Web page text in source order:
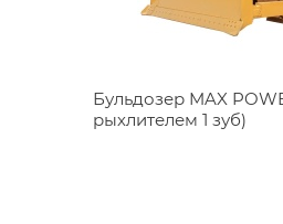
Бульдозер MAX
рыхлителем 1 зуб)